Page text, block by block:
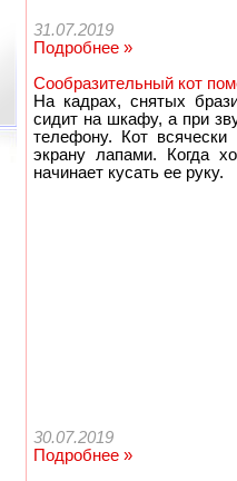
31.07.2019
Подробнее »
Сообразительный кот
На кадрах, снятых
сидит на шкафу, а при
телефону. Кот всячески
экрану лапами. Когда
начинает кусать ее руку.
30.07.2019
Подробнее »